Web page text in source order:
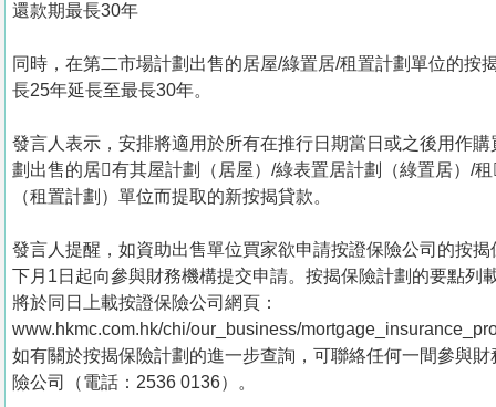
還款期最長30年
同時，在第二市場計劃出售的居屋/綠置居/租置計劃單位的按
長25年延長至最長30年。
發言人表示，安排將適用於所有在推行日期當日或之後用作
劃出售的居有其屋計劃（居屋）/綠表置居計劃（綠置居）/
（租置計劃）單位而提取的新按揭貸款。
發言人提醒，如資助出售單位買家欲申請按證保險公司的按
下月1日起向參與財務機構提交申請。按揭保險計劃的要點列
將於同日上載按證保險公司網頁：
www.hkmc.com.hk/chi/our_business/
如有關於按揭保險計劃的進一步查詢，可聯絡任何一間參與
險公司（電話：2536 0136）。